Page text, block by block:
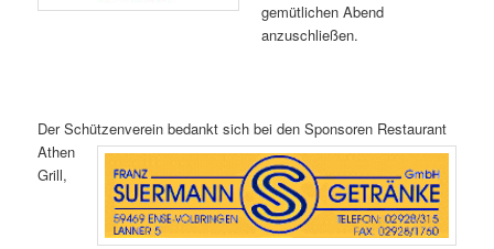
gemütlichen Abend
anzuschließen.
Der Schützenverein bedankt sich bei den Sponsoren Restaurant
Athen
Grill,